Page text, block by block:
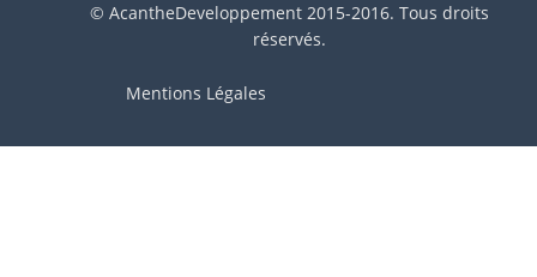
© AcantheDeveloppement 2015-2016. Tous droits
réservés.
Mentions Légales